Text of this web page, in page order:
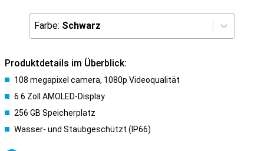
Farbe: Schwarz
Produktdetails im Überblick:
108 megapixel camera, 1080p Videoqualität
6.6 Zoll AMOLED-Display
256 GB Speicherplatz
Wasser- und Staubgeschützt (IP66)